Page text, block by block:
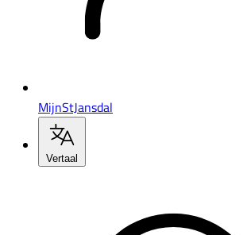
MijnStJansdal
Vertaal